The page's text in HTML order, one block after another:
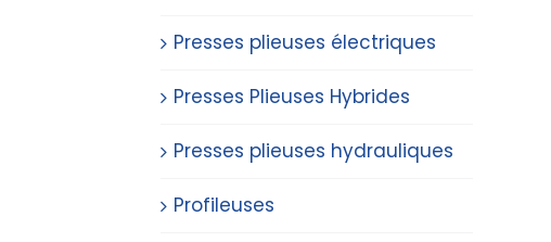
Presses plieuses électriques
Presses Plieuses Hybrides
Presses plieuses hydrauliques
Profileuses